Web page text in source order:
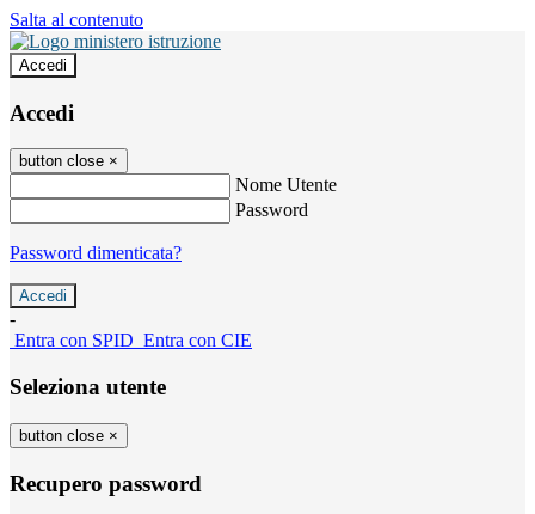
Salta al contenuto
Accedi
Accedi
button close ×
Nome Utente
Password
Password dimenticata?
-
Entra con SPID Entra con CIE
Seleziona utente
button close ×
Recupero password